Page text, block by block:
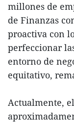
millones de
de Finanzas
proactiva con
perfeccionar
entorno de
equitativo,
Actualmente,